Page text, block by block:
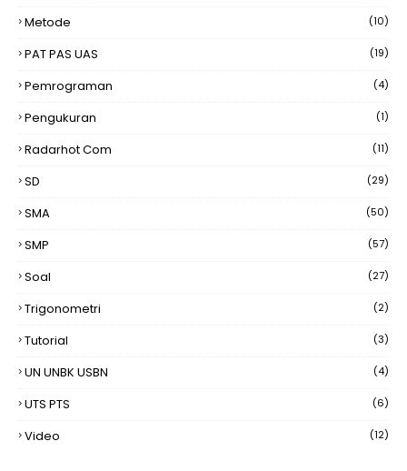
Metode (10)
PAT PAS UAS (19)
Pemrograman (4)
Pengukuran (1)
Radarhot Com (11)
SD (29)
SMA (50)
SMP (57)
Soal (27)
Trigonometri (2)
Tutorial (3)
UN UNBK USBN (4)
UTS PTS (6)
Video (12)